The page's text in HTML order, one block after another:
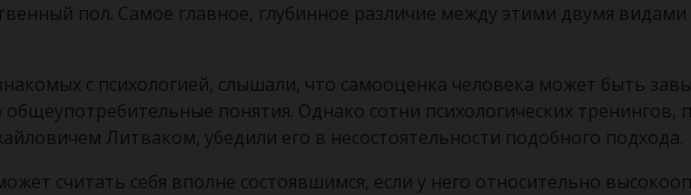
пол. Самое главное, глубинное различие между этими двумя
с психологией, слышали, что самооценка человека может быть
понятия. Однако сотни психологических тренингов,
Литваком, убедили его в несостоятельности подобного подхода.
считать себя вполне состоявшимся, если у него относительно